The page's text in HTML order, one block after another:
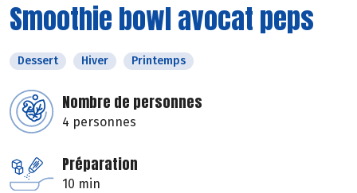
Smoothie bowl avocat peps
Dessert Hiver Printemps
Nombre de personnes
4 personnes
Préparation
10 min